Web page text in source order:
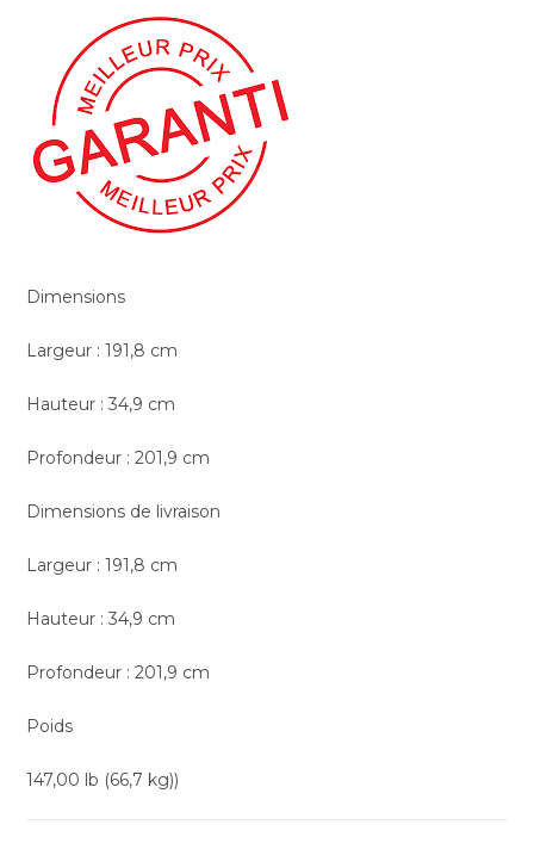
Dimensions
Largeur : 191,8 cm
Hauteur : 34,9 cm
Profondeur : 201,9 cm
Dimensions de livraison
Largeur : 191,8 cm
Hauteur : 34,9 cm
Profondeur : 201,9 cm
Poids
147,00 lb (66,7 kg))